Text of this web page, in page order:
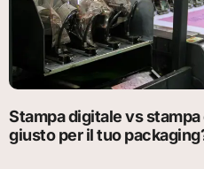
Stampa digitale vs
giusto per il tuo